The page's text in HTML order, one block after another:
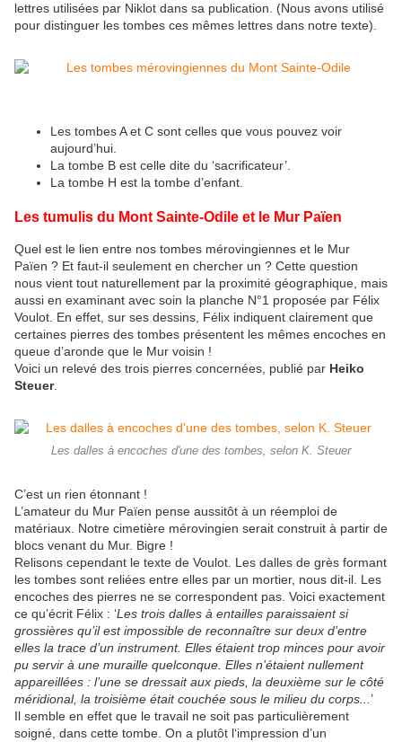
lettres utilisées par Niklot dans sa publication. (Nous avons utilisé
pour distinguer les tombes ces mêmes lettres dans notre texte).
Les tombes A et C sont celles que vous pouvez voir
aujourd’hui.
La tombe B est celle dite du ‘sacrificateur’.
La tombe H est la tombe d’enfant.
Les tumulis du Mont Sainte-Odile et le Mur Païen
Quel est le lien entre nos tombes mérovingiennes et le Mur
Païen ? Et faut-il seulement en chercher un ? Cette question
nous vient tout naturellement par la proximité géographique, mais
aussi en examinant avec soin la planche N°1 proposée par Félix
Voulot. En effet, sur ses dessins, Félix indiquent clairement que
certaines pierres des tombes présentent les mêmes encoches en
queue d’aronde que le Mur voisin !
Voici un relevé des trois pierres concernées, publié par Heiko
Steuer.
Les dalles à encoches d'une des tombes, selon K. Steuer
C’est un rien étonnant !
L’amateur du Mur Païen pense aussitôt à un réemploi de
matériaux. Notre cimetière mérovingien serait construit à partir de
blocs venant du Mur. Bigre !
Relisons cependant le texte de Voulot. Les dalles de grès formant
les tombes sont reliées entre elles par un mortier, nous dit-il. Les
encoches des pierres ne se correspondent pas. Voici exactement
ce qu’écrit Félix : ‘Les trois dalles à entailles paraissaient si
grossières qu’il est impossible de reconnaître sur deux d’entre
elles la trace d’un instrument. Elles étaient trop minces pour avoir
pu servir à une muraille quelconque. Elles n’étaient nullement
appareillées : l’une se dressait aux pieds, la deuxième sur le côté
méridional, la troisième était couchée sous le milieu du corps... ’
Il semble en effet que le travail ne soit pas particulièrement
soigné, dans cette tombe. On a plutôt l‘impression d’un